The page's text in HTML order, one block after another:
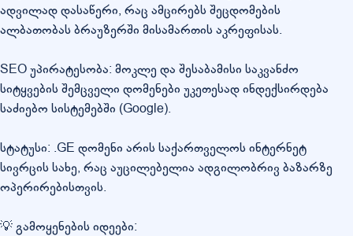
ადვილად დასაწერი, რაც ამცირებს შეცდომების
ალბათობას ბრაუზერში მისამართის აკრეფისას.
SEO უპირატესობა: მოკლე და შესაბამისი საკვანძო
სიტყვების შემცველი დომენები უკეთესად ინდექსირდება
საძიებო სისტემებში (Google).
სტატუსი: .GE დომენი არის საქართველოს ინტერნეტ
სივრცის სახე, რაც აუცილებელია ადგილობრივ ბაზარზე
ოპერირებისთვის.
💡 გამოყენების იდეები: